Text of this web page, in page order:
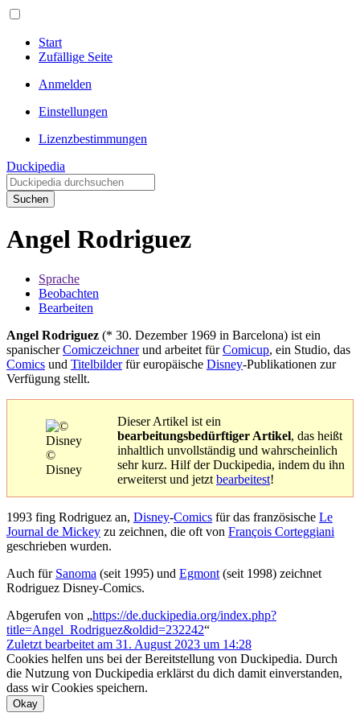
Start
Zufällige Seite
Anmelden
Einstellungen
Lizenzbestimmungen
Duckipedia
Suchen
Angel Rodriguez
Sprache
Beobachten
Bearbeiten
Angel Rodriguez (* 30. Dezember 1969 in Barcelona) ist ein
spanischerComiczeichnerund arbeitet fürComicup, ein Studio, das
Comics und Titelbilderfür europäische Disney-Publikationen zur
Verfügung stellt.
©
Disney
Dieser Artikel ist ein
bearbeitungsbedürftiger Artikel, das heißt
inhaltlich unvollständig und wahrscheinlich
sehr kurz. Hilf der Duckipedia, indem du ihn
erweiterst und jetzt bearbeitest!
1993 fing Rodriguez an, Disney-Comics für das französische Le
Journal de Mickey zu zeichnen, die oft von François Corteggiani
geschrieben wurden.
Auch für Sanoma (seit 1995) und Egmont (seit 1998) zeichnet
Rodriguez Disney-Comics.
Abgerufen von „https://de.duckipedia.org/index.php?
title=Angel_Rodriguez&oldid=232242“
Zuletzt bearbeitet am 31. August 2023 um 14:28
Cookies helfen uns bei der Bereitstellung von Duckipedia. Durch
die Nutzung von Duckipedia erklärst du dich damit einverstanden,
dass wir Cookies speichern.
Okay